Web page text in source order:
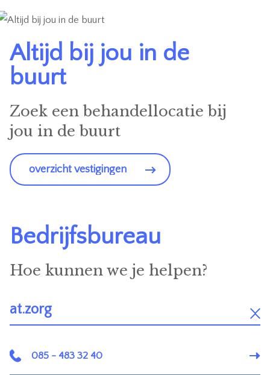
Altijd bij jou in de
buurt
Zoek een behandellocatie bij
jou in de buurt
overzicht vestigingen
Bedrijfsbureau
Hoe kunnen we je helpen?
at.zorg
085 - 483 32 40